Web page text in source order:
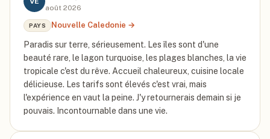
août 2026
PAYS Nouvelle Caledonie →
Paradis sur terre, sérieusement. Les îles sont d'une
beauté rare, le lagon turquoise, les plages blanches, la vie
tropicale c'est du rêve. Accueil chaleureux, cuisine locale
délicieuse. Les tarifs sont élevés c'est vrai, mais
l'expérience en vaut la peine. J'y retournerais demain si je
pouvais. Incontournable dans une vie.